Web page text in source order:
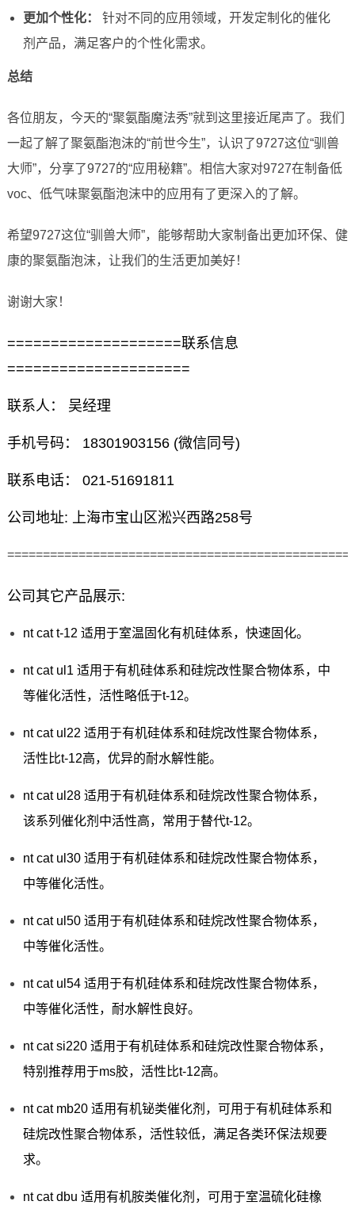
更加个性化：
针对不同的应用领域，开发定制化的催化
剂产品，满足客户的个性化需求。
总结
各位朋友，今天的“聚氨酯魔法秀”就到这里接近尾声了。我们
一起了解了聚氨酯泡沫的“前世今生”，认识了9727这位“驯兽
大师”，分享了9727的“应用秘籍”。相信大家对9727在制备低
voc、低气味聚氨酯泡沫中的应用有了更深入的了解。
希望9727这位“驯兽大师”，能够帮助大家制备出更加环保、健
康的聚氨酯泡沫，让我们的生活更加美好！
谢谢大家！
====================联系信息
=====================
联系人： 吴经理
手机号码： 18301903156 (微信同号)
联系电话： 021-51691811
公司地址: 上海市宝山区淞兴西路258号
公司其它产品展示:
nt cat t-12 适用于室温固化有机硅体系，快速固化。
nt cat ul1 适用于有机硅体系和硅烷改性聚合物体系，中
等催化活性，活性略低于t-12。
nt cat ul22 适用于有机硅体系和硅烷改性聚合物体系，
活性比t-12高，优异的耐水解性能。
nt cat ul28 适用于有机硅体系和硅烷改性聚合物体系，
该系列催化剂中活性高，常用于替代t-12。
nt cat ul30 适用于有机硅体系和硅烷改性聚合物体系，
中等催化活性。
nt cat ul50 适用于有机硅体系和硅烷改性聚合物体系，
中等催化活性。
nt cat ul54 适用于有机硅体系和硅烷改性聚合物体系，
中等催化活性，耐水解性良好。
nt cat si220 适用于有机硅体系和硅烷改性聚合物体系，
特别推荐用于ms胶，活性比t-12高。
nt cat mb20 适用有机铋类催化剂，可用于有机硅体系和
硅烷改性聚合物体系，活性较低，满足各类环保法规要
求。
nt cat dbu 适用有机胺类催化剂，可用于室温硫化硅橡